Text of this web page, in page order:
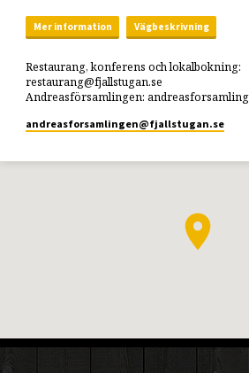
Mer information Vägbeskrivning
Restaurang, konferens och lokalbokning:
restaurang@fjallstugan.se
Andreasförsamlingen:
andreasforsamlingen​@fjallstugan.se